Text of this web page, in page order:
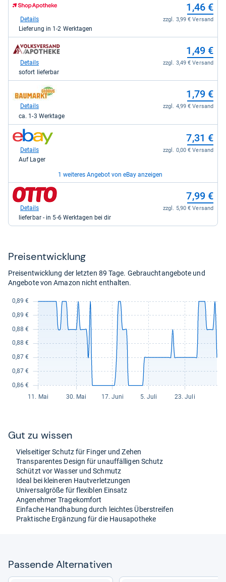
kaufen.
zum
Shop:
Shop
für
kaufen.
1,46 €
zzgl. 3,99 € Versand
Details
Lieferung in 1-2 Werktagen
zum
Shop:
volksversand.de
Volksversand
Versandapotheke
s.r.o.
1,49
kaufen.
1,49 €
zzgl. 3,49 € Versand
Details
sofort lieferbar
Shop:
Globus
1,79
1,79 €
zzgl. 4,99 € Versand
Details
ca. 1-3 Werktage
zum
Shop:
eBay
7,31 €
zzgl. 0,00 € Versand
Details
Auf Lager
1 weiteres Angebot von eBay anzeigen
zum
Shop:
eBay
7,37 €
zzgl. 0,00 € Versand
Details
Auf Lager
zum
Shop:
Otto.de
7,99 €
zzgl. 5,90 € Versand
Details
lieferbar - in 5-6 Werktagen bei dir
Preis­ent­wick­lung
Preisentwicklung der letzten 89 Tage. Gebrauchtangebote und
Angebote von Amazon nicht enthalten.
Gut zu wis­sen
Viel­sei­ti­ger Schutz für Fin­ger und Zehen
Trans­pa­ren­tes Design für unauf­fäl­li­gen Schutz
Schützt vor Was­ser und Schmutz
Ideal bei klei­ne­ren Haut­ver­let­zun­gen
Uni­ver­sal­größe für fle­xiblen Ein­satz
Ange­neh­mer Tra­ge­kom­fort
Ein­fa­che Hand­ha­bung durch leich­tes Über­strei­fen
Prak­ti­sche Ergän­zung für die Haus­apo­theke
Pas­sende Alter­na­ti­ven